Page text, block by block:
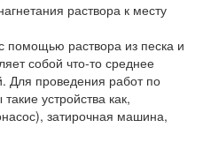
раствора к месту
помощью раствора из песка и
собой что-то среднее
Для проведения работ по
устройства как,
затирочная машина,